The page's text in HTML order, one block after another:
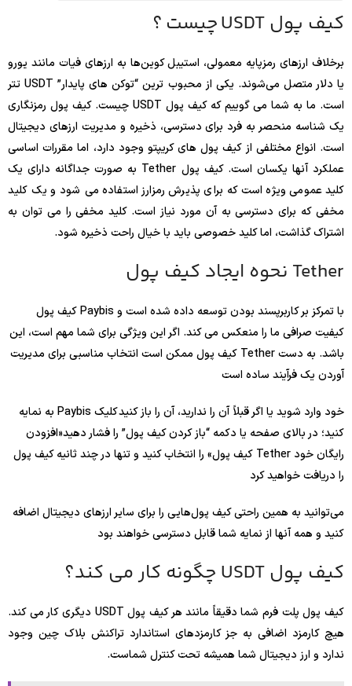
کیف پول USDT چیست ؟
برخلاف ارزهای رمزپایه معمولی، استیبل کوین‌ها به ارزهای فیات مانند یورو
یا دلار متصل می‌شوند. یکی از محبوب ترین “توکن های پایدار” USDT تتر
است. ما به شما می گوییم که کیف پول USDT چیست. کیف پول رمزنگاری
یک شناسه منحصر به فرد برای دسترسی، ذخیره و مدیریت ارزهای دیجیتال
است. انواع مختلفی از کیف پول های کریپتو وجود دارد، اما مقررات اساسی
عملکرد آنها یکسان است. کیف پول Tether به صورت جداگانه دارای یک
کلید عمومی ویژه است که برای پذیرش رمزارز استفاده می شود و یک کلید
مخفی که برای دسترسی به آن مورد نیاز است. کلید مخفی را می توان به
اشتراک گذاشت، اما کلید خصوصی باید با خیال راحت ذخیره شود.
نحوه ایجاد کیف پول Tether
کیف پول Paybis با تمرکز بر کاربرپسند بودن توسعه داده شده است و
کیفیت صرافی ما را منعکس می کند. اگر این ویژگی برای شما مهم است، این
کیف پول ممکن است انتخاب مناسبی برای مدیریت Tether باشد. به دست
آوردن یک فرآیند ساده است
به نمایه Paybis خود وارد شوید یا اگر قبلاً آن را ندارید، آن را باز کنید کلیک
کنید؛ در بالای صفحه یا دکمه “باز کردن کیف پول” را فشار دهید«افزودن
کیف پول» را انتخاب کنید و تنها در چند ثانیه کیف پول Tether رایگان خود
را دریافت خواهید کرد
می‌توانید به همین راحتی کیف پول‌هایی را برای سایر ارزهای دیجیتال اضافه
کنید و همه آنها از نمایه شما قابل دسترسی خواهند بود
کیف پول USDT چگونه کار می کند؟
کیف پول پلت فرم شما دقیقاً مانند هر کیف پول USDT دیگری کار می کند.
هیچ کارمزد اضافی به جز کارمزدهای استاندارد تراکنش بلاک چین وجود
ندارد و ارز دیجیتال شما همیشه تحت کنترل شماست.